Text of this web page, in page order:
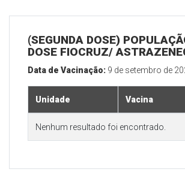
(SEGUNDA DOSE)
DOSE FIOCRUZ/
Data de Vacinação: 9 de setembro de
Unidade Vacina
Nenhum resultado foi encontrado.